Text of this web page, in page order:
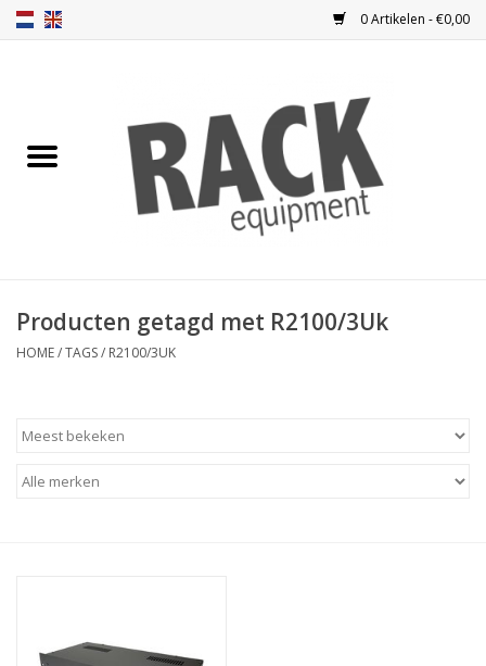
0 Artikelen - €0,00
Blindplaten
Frontdeuren
Opbergen
Verlichting
Producten getagd met R2100/3Uk
HOME/TAGS/ R2100/3UK